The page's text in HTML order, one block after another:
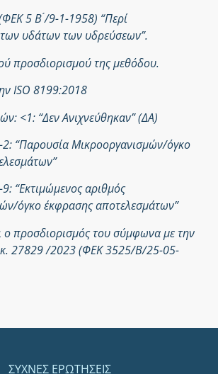
5 Β ́/9-1-1958) “Περί
υδάτων των υδρεύσεων”.
προσδιορισμού της μεθόδου.
ISO 8199:2018
<1: “Δεν Ανιχνεύθηκαν” (ΔΑ)
2: “Παρουσία Μικροοργανισμών/όγκο
“Εκτιμώμενος αριθμός
όγκο έκφρασης αποτελεσμάτων”
ο προσδιορισμός του σύμφωνα με την
27829 /2023 (ΦΕΚ 3525/Β/25-05-
ΣΥΧΝΕΣ ΕΡΩΤΗΣΕΙΣ